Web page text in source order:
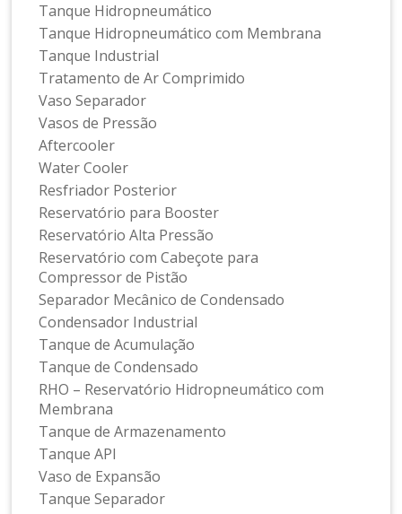
Tanque Hidropneumático
Tanque Hidropneumático com Membrana
Tanque Industrial
Tratamento de Ar Comprimido
Vaso Separador
Vasos de Pressão
Aftercooler
Water Cooler
Resfriador Posterior
Reservatório para Booster
Reservatório Alta Pressão
Reservatório com Cabeçote para
Compressor de Pistão
Separador Mecânico de Condensado
Condensador Industrial
Tanque de Acumulação
Tanque de Condensado
RHO – Reservatório Hidropneumático com
Membrana
Tanque de Armazenamento
Tanque API
Vaso de Expansão
Tanque Separador